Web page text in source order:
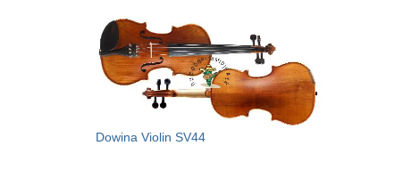
Dowina Violin SV44